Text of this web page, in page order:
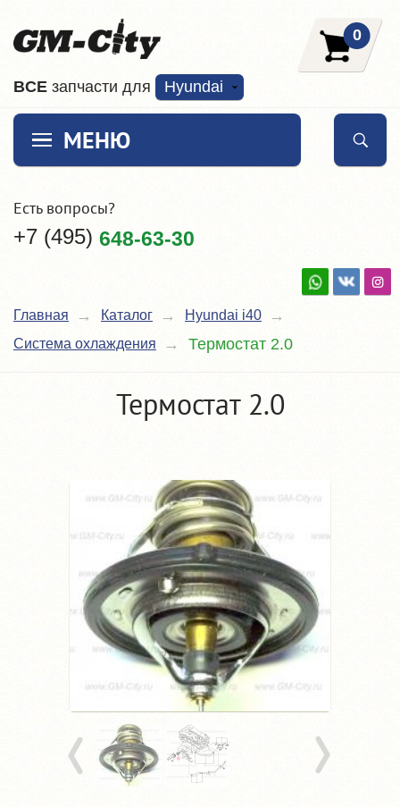
ВCE запчасти для Hyundai
0
МЕНЮ
Есть вопросы?
+7 (495) 648-63-30
Главная Каталог
Hyundai i40
Система охлаждения
Термостат 2.0
Термостат 2.0